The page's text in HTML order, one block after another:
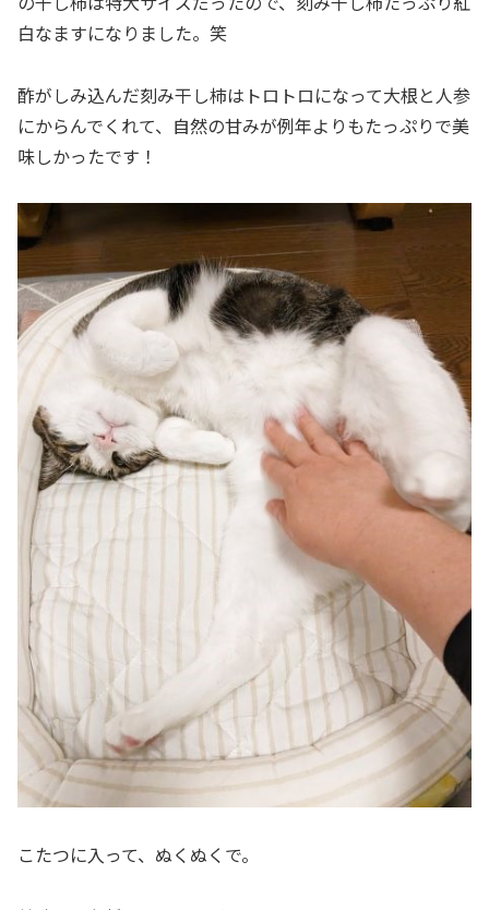
白なますになりました。笑
酢がしみ込んだ刻み干し柿はトロトロになって大根と人参
にからんでくれて、自然の甘みが例年よりもたっぷりで美
味しかったです！
こたつに入って、ぬくぬくで。